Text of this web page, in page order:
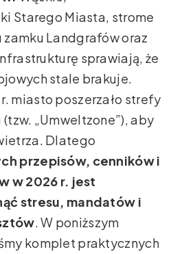
Starego Miasta, strome
Landgrafów oraz
sprawiają, że
stale brakuje.
miasto poszerzało strefy
„Umweltzone”), aby
Dlatego
przepisów, cenników i
w 2026 r. jest
stresu, mandatów i
. W poniższym
komplet praktycznych